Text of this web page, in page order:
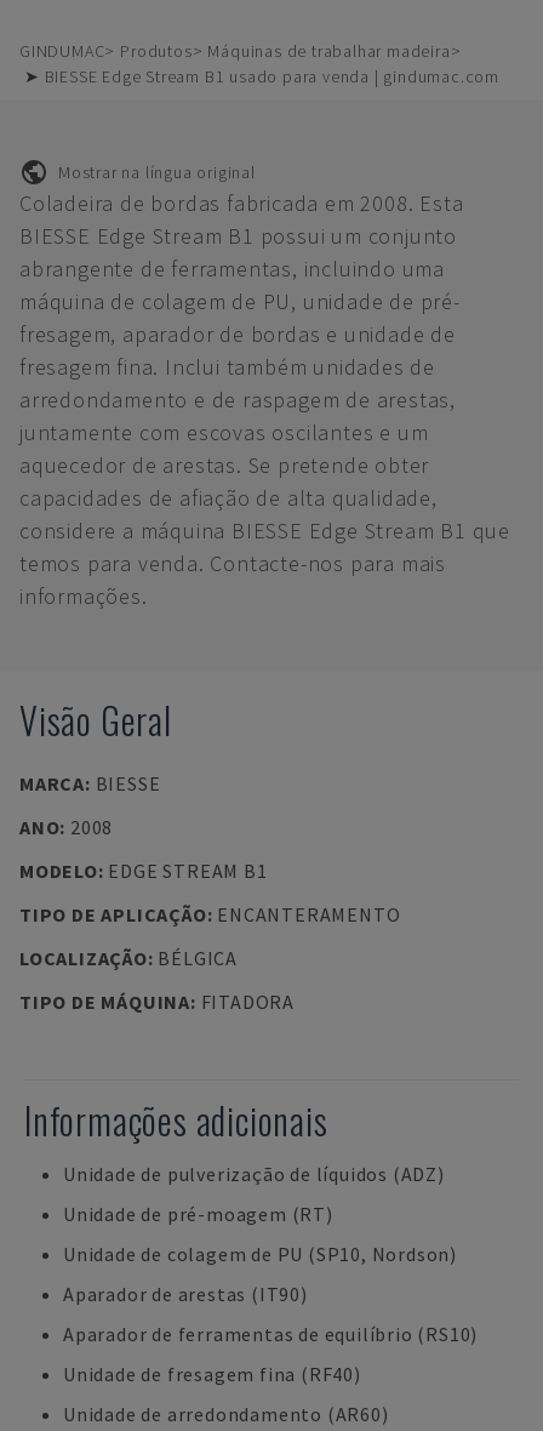
GINDUMAC Produtos
Máquinas de trabalhar madeira
➤ BIESSE Edge Stream B1 usado para venda | gindumac.com
Mostrar na língua original
Coladeira de bordas fabricada em 2008. Esta
BIESSE Edge Stream B1 possui um conjunto
abrangente de ferramentas, incluindo uma
máquina de colagem de PU, unidade de pré-
fresagem, aparador de bordas e unidade de
fresagem fina. Inclui também unidades de
arredondamento e de raspagem de arestas,
juntamente com escovas oscilantes e um
aquecedor de arestas. Se pretende obter
capacidades de afiação de alta qualidade,
considere a máquina BIESSE Edge Stream B1 que
temos para venda. Contacte-nos para mais
informações.
Visão Geral
MARCA: BIESSE
ANO: 2008
MODELO: EDGE STREAM B1
TIPO DE APLICAÇÃO: ENCANTERAMENTO
LOCALIZAÇÃO: BÉLGICA
TIPO DE MÁQUINA: FITADORA
Informações adicionais
Unidade de pulverização de líquidos (ADZ)
Unidade de pré-moagem (RT)
Unidade de colagem de PU (SP10, Nordson)
Aparador de arestas (IT90)
Aparador de ferramentas de equilíbrio (RS10)
Unidade de fresagem fina (RF40)
Unidade de arredondamento (AR60)